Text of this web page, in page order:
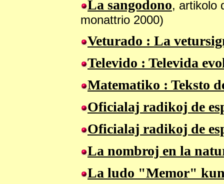
La sangodono, artikolo
monattrio 2000)
Veturado : La
Televido : Televida
Matematiko : Teksto
Oficialaj radikoj de
Oficialaj radikoj de
La nombroj en la
La ludo "Memor"